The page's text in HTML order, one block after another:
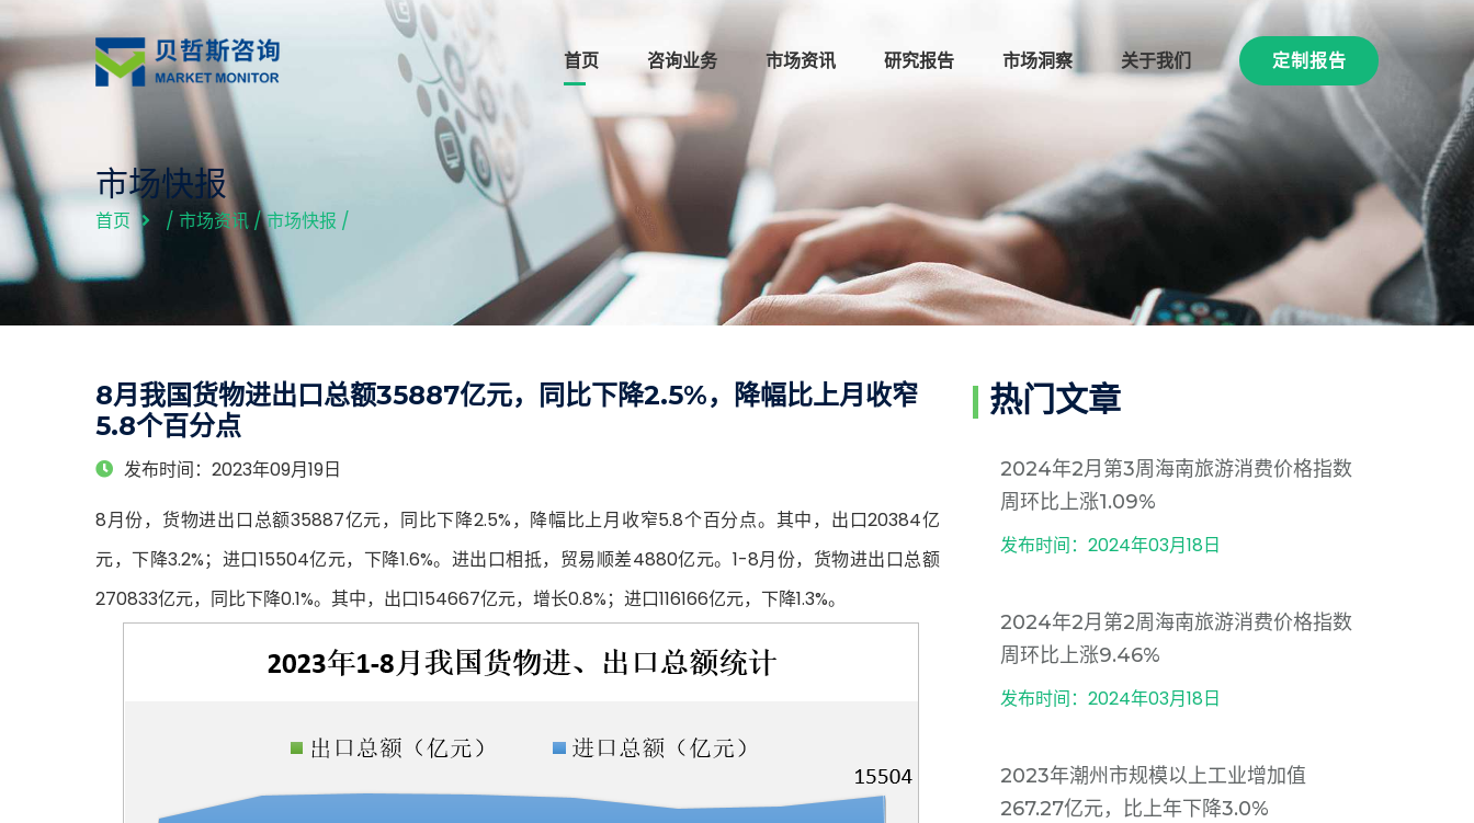
首页 咨询业务 市场资讯 研究报告 市场洞察 关于我们 定制报告
市场快报
首页 / 市场资讯 /市场快报 /
8月我国货物进出口总额35887亿元，同比下降2.5%，降幅比上月收窄
5.8个百分点
发布时间：2023年09月19日
8月份，货物进出口总额35887亿元，同比下降2.5%，降幅比上月收窄5.8个百分点。其中，出口20384亿
元，下降3.2%；进口15504亿元，下降1.6%。进出口相抵，贸易顺差4880亿元。1-8月份，货物进出口总额
270833亿元，同比下降0.1%。其中，出口154667亿元，增长0.8%；进口116166亿元，下降1.3%。
热门文章
2024年2月第3周海南旅游消费价格指数
周环比上涨1.09%
发布时间：2024年03月18日
2024年2月第2周海南旅游消费价格指数
周环比上涨9.46%
发布时间：2024年03月18日
2023年潮州市规模以上工业增加值
267.27亿元，比上年下降3.0%